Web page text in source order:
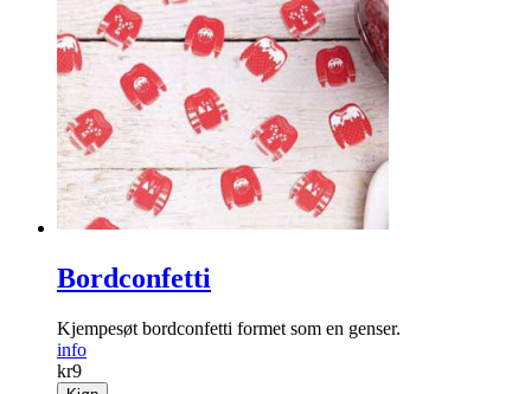
Bordconfetti
Kjempesøt bordconfetti formet som en genser.
info
kr9